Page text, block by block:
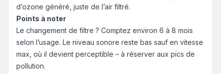
d’ozone généré, juste de l’air filtré.
Points à noter
Le changement de filtre ? Comptez environ 6 à 8 mois
selon l’usage. Le niveau sonore reste bas sauf en vitesse
max, où il devient perceptible – à réserver aux pics de
pollution.